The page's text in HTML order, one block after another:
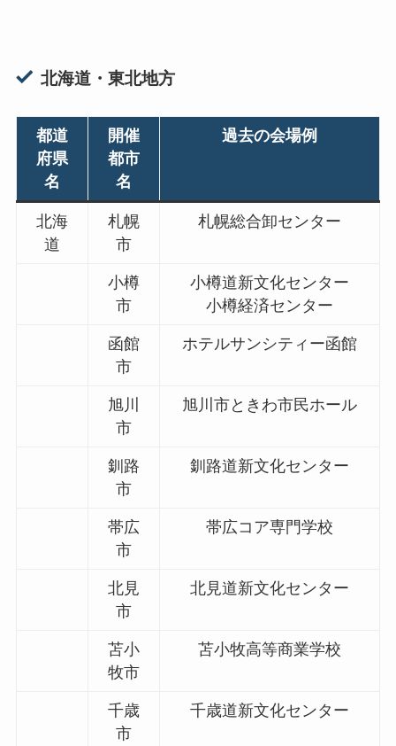
北海道・東北地方
都道
府県
名
開催
都市
名
過去の会場例
北海
道
札幌
市
札幌総合卸センター
小樽
市
小樽道新文化センター
小樽経済センター
函館
市
ホテルサンシティー函館
旭川
市
旭川市ときわ市民ホール
釧路
市
釧路道新文化センター
帯広
市
帯広コア専門学校
北見
市
北見道新文化センター
苫小
牧市
苫小牧高等商業学校
千歳
市
千歳道新文化センター